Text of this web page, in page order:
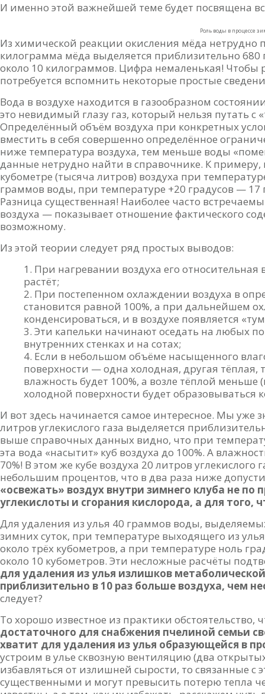
И именно этой важнейшей теме будет посвящена
Роль воды в процессе
Из химической реакции окисления мёда нетрудно
килограмма мёда выделяется приблизительно
около 10 килограммов. Цифра немаленькая! Чтобы
потребуется вспомнить некоторые простые
Вода в воздухе находится в газообразном
это невидимый глазу газ, который нельзя путать
Определённый объём воздуха при конкретных
вместить в себя совершенно определённое
ниже температура воздуха, тем меньше воды
данные нетрудно найти в справочнике. К
кубометре (тысяча литров) воздуха при
граммов воды, при температуре +20 градусов —
Разница существенная! Наиболее часто
воздуха — показывает отношение фактического
возможному.
Из этой теории следует ряд простых выводов:
При нагревании воздуха его
растёт;
При постепенном охлаждении воздуха в
становится равной 100%, а при дальнейшем
конденсироваться, и в воздухе появляется
Эти капельки начинают оседать на любых
внутренних стенках и на сотах;
Если в небольшом объёме насыщенного
поверхности — одна холодная, другая тёплая,
влажность будет 100%, а возле тёплой
холодной поверхности будет образовываться
И вот здесь начинается самое интересное. Мы уже
литров углекислого газа выделяется
выше справочных данных видно, что при
эта вода «насытит» куб воздуха до 100%. А
70%! В этом же кубе воздуха 20 литров
небольшим процентов, что в два раза ниже
«освежать» воздух внутри зимнего клуба не по
углекислоты и сгорания кислорода, а для того,
Для удаления из улья 40 граммов воды,
зимних суток, при температуре выходящего из улья
около трёх кубометров, а при температуре ноль
около 10 кубометров. Эти несложные расчёты
для удаления из улья излишков
приблизительно в 10 раз больше воздуха, чем
следует?
То хорошо известное из практики обстоятельство,
достаточного для снабжения пчелиной семьи
хватит для удаления из улья образующейся в
устроим в улье сквозную вентиляцию (два
избавляться от излишней сырости, то связанные с
существенными и могут превысить потерю тепла